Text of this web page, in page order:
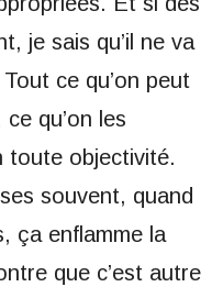
je sais qu’il ne va
ce qu’on peut
qu’on les
toute objectivité.
souvent, quand
ça enflamme la
que c’est autre